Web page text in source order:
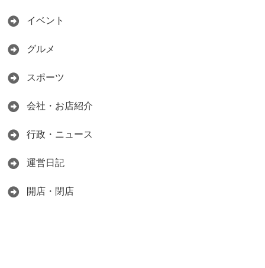
イベント
グルメ
スポーツ
会社・お店紹介
行政・ニュース
運営日記
開店・閉店